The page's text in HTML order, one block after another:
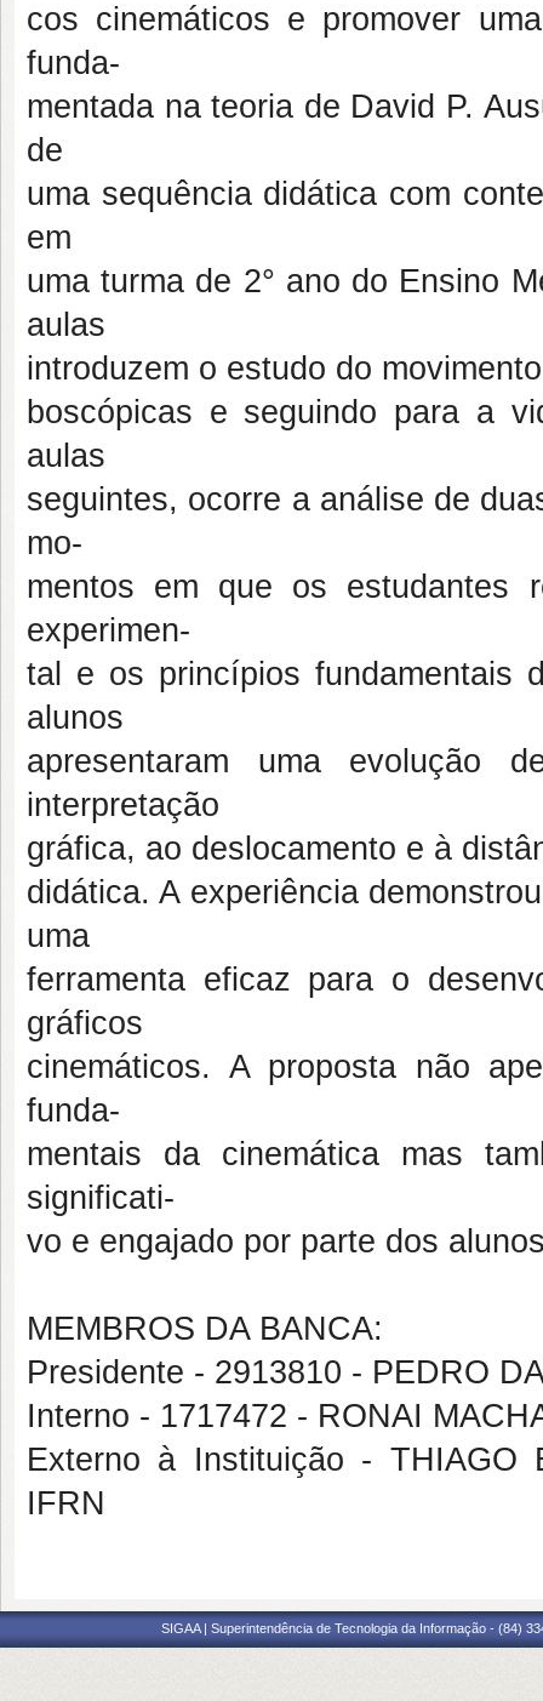
cos cinemáticos e promover
funda-
mentada na teoria de David P.
de
uma sequência didática com
em
uma turma de 2° ano do Ensino
aulas
introduzem o estudo do
boscópicas e seguindo para a
aulas
seguintes, ocorre a análise de
mo-
mentos em que os estudantes
experimen-
tal e os princípios fundamentais
alunos
apresentaram uma evolução
interpretação
gráfica, ao deslocamento e à
didática. A experiência
uma
ferramenta eficaz para o
gráficos
cinemáticos. A proposta não
funda-
mentais da cinemática mas
significati-
vo e engajado por parte dos
MEMBROS DA BANCA:
Presidente - 2913810 - PEDRO
Interno - 1717472 - RONAI
Externo à Instituição - THIAGO
IFRN
SIGAA | Superintendência de Tecnologia da Informação - (84)